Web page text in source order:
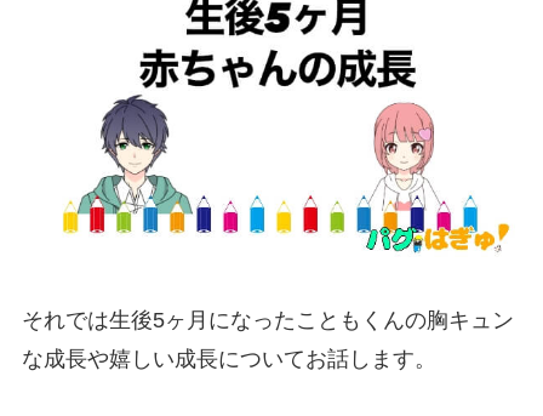
それでは生後5ヶ月になったこともくんの胸キュン
な成長や嬉しい成長についてお話します。